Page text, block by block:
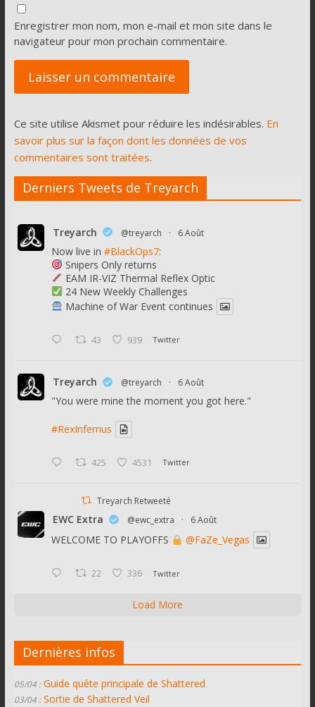
Enregistrer mon nom, mon e-mail et mon site dans le
navigateur pour mon prochain commentaire.
Ce site utilise Akismet pour réduire les indésirables. En
savoir plus sur la façon dont les données de vos
commentaires sont traitées.
Derniers Tweets de Treyarch
Treyarch @treyarch · 6 Août
Now live in #BlackOps7:
Snipers Only returns
EAM IR-VIZ Thermal Reflex Optic
24 New Weekly Challenges
Machine of War Event continues
43 939 Twitter
Treyarch @treyarch · 6 Août
"You were mine the moment you got here."
#RexInfernus
425 4531 Twitter
Treyarch Retweeté
EWC Extra @ewc_extra · 6 Août
WELCOME TO PLAYOFFS @FaZe_Vegas
22 336 Twitter
Load More
Dernières infos
05/04 : Guide quête principale de Shattered
03/04 : Sortie de Shattered Veil